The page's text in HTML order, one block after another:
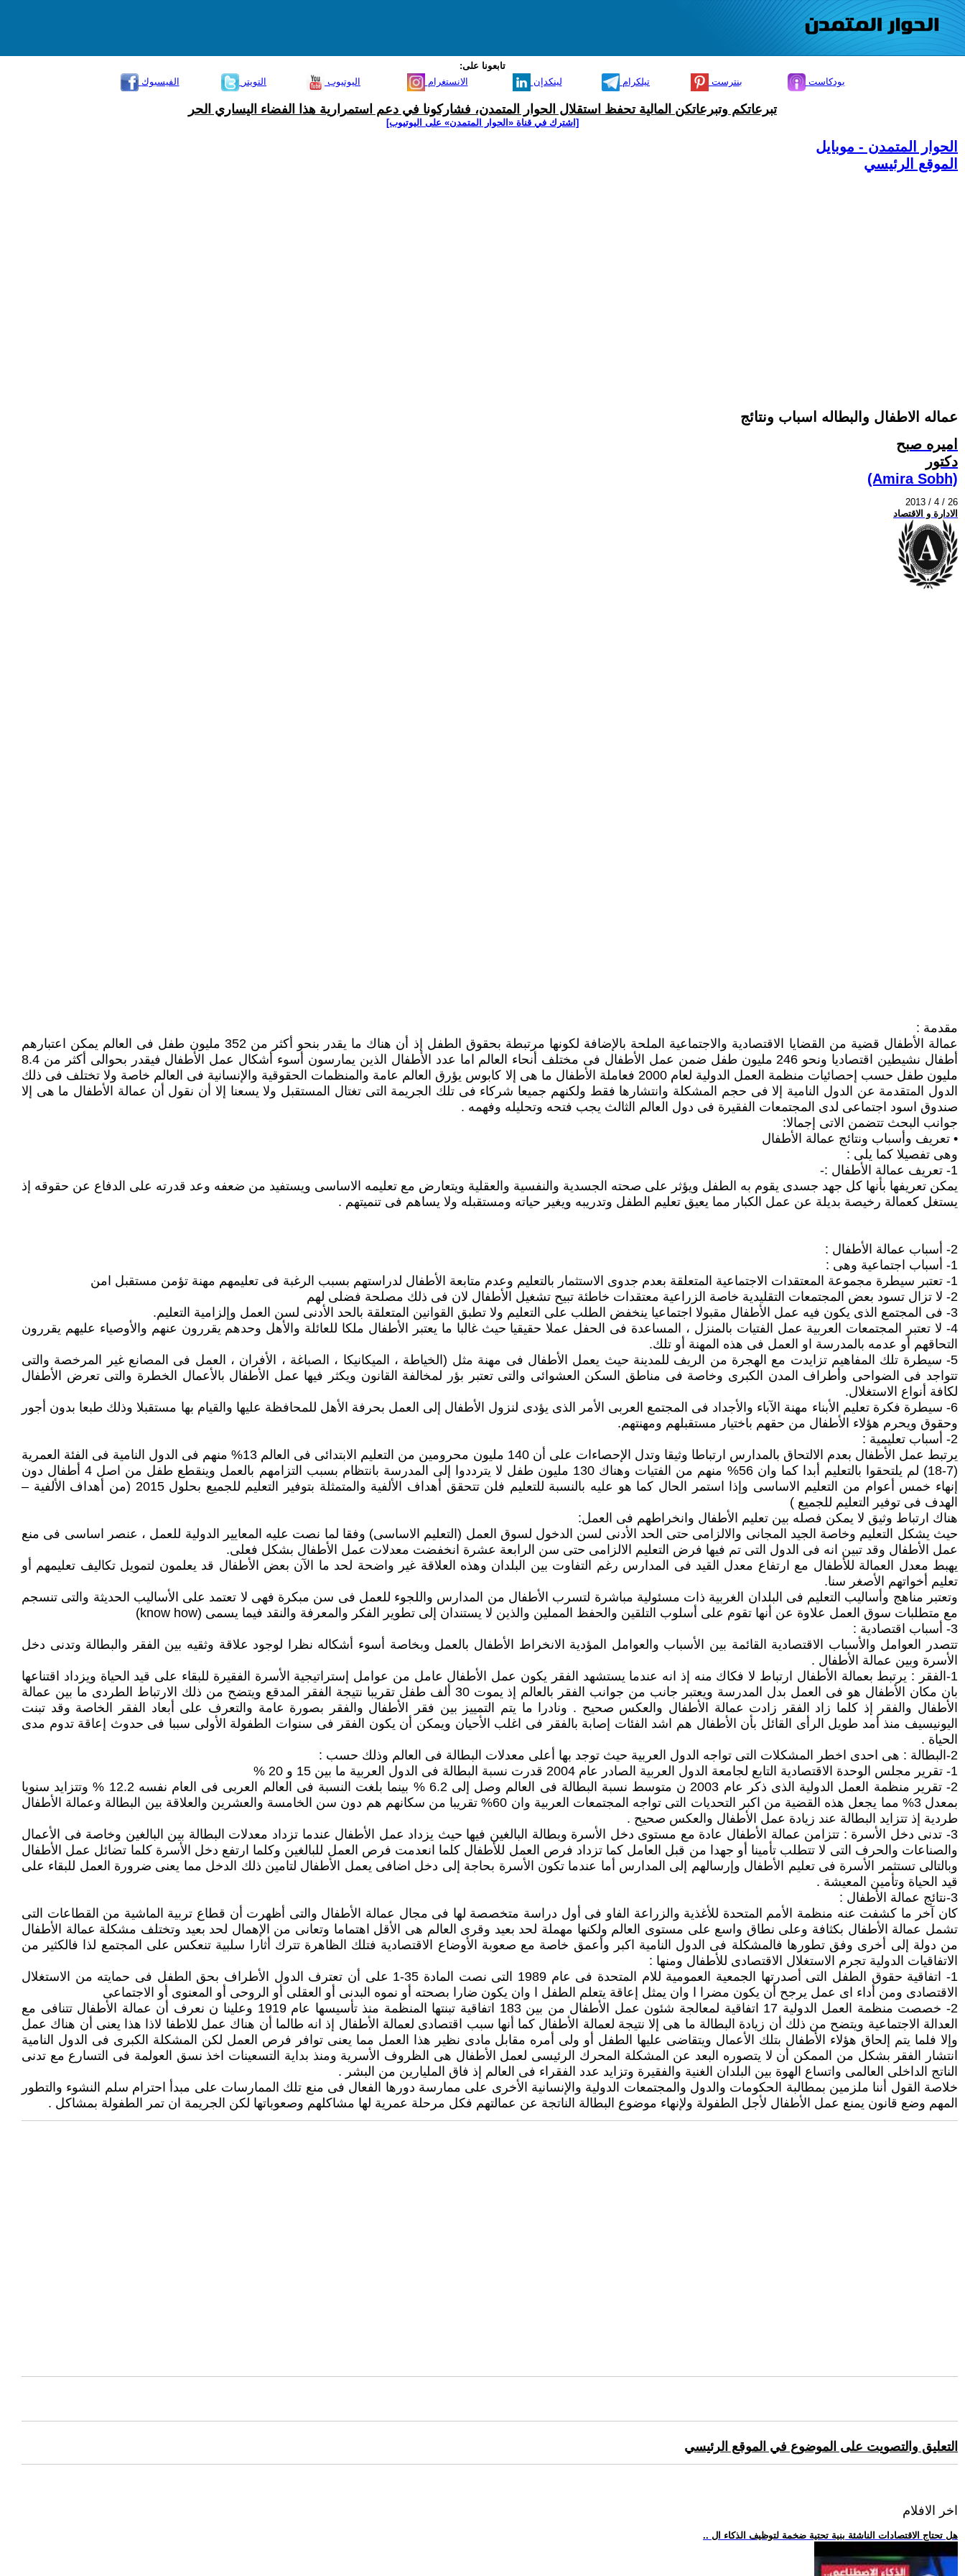
تابعونا على:
الفيسبوك
التويتر اليوتيوب الانستغرام لينكدإن تيلكرام بنترست بودكاست
تبرعاتكم وتبرعاتكن المالية تحفظ استقلال الحوار المتمدن، فشاركونا في دعم استمرارية هذا الفضاء اليساري الحر
[اشترك في قناة ‫«الحوار المتمدن» على اليوتيوب]
الحوار المتمدن - موبايل
الموقع الرئيسي
عماله الاطفال والبطاله اسباب ونتائج
اميره صبح
دكتور
(Amira Sobh)
2013 / 4 / 26
الادارة و الاقتصاد
مقدمة :
عمالة الأطفال قضية من القضايا الاقتصادية والاجتماعية الملحة بالإضافة لكونها مرتبطة بحقوق الطفل إذ أن هناك ما يقدر بنحو أكثر من 352 مليون طفل فى العالم يمكن اعتبارهم
أطفال نشيطين اقتصاديا ونحو 246 مليون طفل ضمن عمل الأطفال فى مختلف أنحاء العالم اما عدد الأطفال الذين يمارسون أسوء أشكال عمل الأطفال فيقدر بحوالى أكثر من 8.4
مليون طفل حسب إحصائيات منظمة العمل الدولية لعام 2000 فعاملة الأطفال ما هى إلا كابوس يؤرق العالم عامة والمنظمات الحقوقية والإنسانية فى العالم خاصة ولا تختلف فى ذلك
الدول المتقدمة عن الدول النامية إلا فى حجم المشكلة وانتشارها فقط ولكنهم جميعا شركاء فى تلك الجريمة التى تغتال المستقبل ولا يسعنا إلا أن نقول أن عمالة الأطفال ما هى إلا
صندوق اسود اجتماعى لدى المجتمعات الفقيرة فى دول العالم الثالث يجب فتحه وتحليله وفهمه .
جوانب البحث تتضمن الاتى إجمالا:
• تعريف وأسباب ونتائج عمالة الأطفال
وهى تفصيلا كما يلى :
1- تعريف عمالة الأطفال :-
يمكن تعريفها بأنها كل جهد جسدى يقوم به الطفل ويؤثر على صحته الجسدية والنفسية والعقلية ويتعارض مع تعليمه الاساسى ويستفيد من ضعفه وعد قدرته على الدفاع عن حقوقه إذ
يستغل كعمالة رخيصة بديلة عن عمل الكبار مما يعيق تعليم الطفل وتدريبه ويغير حياته ومستقبله ولا يساهم فى تنميتهم .
2- أسباب عمالة الأطفال :
1- أسباب اجتماعية وهى :
1- تعتبر سيطرة مجموعة المعتقدات الاجتماعية المتعلقة بعدم جدوى الاستثمار بالتعليم وعدم متابعة الأطفال لدراستهم بسبب الرغبة فى تعليمهم مهنة تؤمن مستقبل امن
2- لا تزال تسود بعض المجتمعات التقليدية خاصة الزراعية معتقدات خاطئة تبيح تشغيل الأطفال لان فى ذلك مصلحة فضلى لهم
3- فى المجتمع الذى يكون فيه عمل الأطفال مقبولا اجتماعيا ينخفض الطلب على التعليم ولا تطبق القوانين المتعلقة بالحد الأدنى لسن العمل وإلزامية التعليم.
4- لا تعتبر المجتمعات العربية عمل الفتيات بالمنزل ، المساعدة فى الحفل عملا حقيقيا حيث غالبا ما يعتبر الأطفال ملكا للعائلة والأهل وحدهم يقررون عنهم والأوصياء عليهم يقررون
التحاقهم أو عدمه بالمدرسة او العمل فى هذه المهنة أو تلك.
5- سيطرة تلك المفاهيم تزايدت مع الهجرة من الريف للمدينة حيث يعمل الأطفال فى مهنة مثل (الخياطة ، الميكانيكا ، الصباغة ، الأفران ، العمل فى المصانع غير المرخصة والتى
تتواجد فى الضواحى وأطراف المدن الكبرى وخاصة فى مناطق السكن العشوائى والتى تعتبر بؤر لمخالفة القانون ويكثر فيها عمل الأطفال بالأعمال الخطرة والتى تعرض الأطفال
لكافة أنواع الاستغلال.
6- سيطرة فكرة تعليم الأبناء مهنة الآباء والأجداد فى المجتمع العربى الأمر الذى يؤدى لنزول الأطفال إلى العمل بحرفة الأهل للمحافظة عليها والقيام بها مستقبلا وذلك طبعا بدون أجور
وحقوق ويحرم هؤلاء الأطفال من حقهم باختيار مستقبلهم ومهنتهم.
2- أسباب تعليمية :
يرتبط عمل الأطفال بعدم الالتحاق بالمدارس ارتباطا وثيقا وتدل الإحصاءات على أن 140 مليون محرومين من التعليم الابتدائى فى العالم 13% منهم فى الدول النامية فى الفئة العمرية
(7-18) لم يلتحقوا بالتعليم أبدا كما وان 56% منهم من الفتيات وهناك 130 مليون طفل لا يترددوا إلى المدرسة بانتظام بسبب التزامهم بالعمل وينقطع طفل من اصل 4 أطفال دون
إنهاء خمس أعوام من التعليم الاساسى وإذا استمر الحال كما هو عليه بالنسبة للتعليم فلن تتحقق أهداف الألفية والمتمثلة بتوفير التعليم للجميع بحلول 2015 (من أهداف الألفية –
الهدف فى توفير التعليم للجميع )
هناك ارتباط وثيق لا يمكن فصله بين تعليم الأطفال وانخراطهم فى العمل:
حيث يشكل التعليم وخاصة الجيد المجانى والالزامى حتى الحد الأدنى لسن الدخول لسوق العمل (التعليم الاساسى) وفقا لما نصت عليه المعايير الدولية للعمل ، عنصر اساسى فى منع
عمل الأطفال وقد تبين انه فى الدول التى تم فيها فرض التعليم الالزامى حتى سن الرابعة عشرة انخفضت معدلات عمل الأطفال بشكل فعلى.
يهبط معدل العمالة للأطفال مع ارتفاع معدل القيد فى المدارس رغم التفاوت بين البلدان وهذه العلاقة غير واضحة لحد ما الآن بعض الأطفال قد يعلمون لتمويل تكاليف تعليمهم أو
تعليم أخواتهم الأصغر سنا.
وتعتبر مناهج وأساليب التعليم فى البلدان الغربية ذات مسئولية مباشرة لتسرب الأطفال من المدارس واللجوء للعمل فى سن مبكرة فهى لا تعتمد على الأساليب الحديثة والتى تنسجم
مع متطلبات سوق العمل علاوة عن أنها تقوم على أسلوب التلقين والحفظ المملين والذين لا يستندان إلى تطوير الفكر والمعرفة والنقد فيما يسمى (know how)
3- أسباب اقتصادية :
تتصدر العوامل والأسباب الاقتصادية القائمة بين الأسباب والعوامل المؤدية الانخراط الأطفال بالعمل وبخاصة أسوء أشكاله نظرا لوجود علاقة وثقيه بين الفقر والبطالة وتدنى دخل
الأسرة وبين عمالة الأطفال .
1-الفقر : يرتبط بعمالة الأطفال ارتباط لا فكاك منه إذ انه عندما يستشهد الفقر يكون عمل الأطفال عامل من عوامل إستراتيجية الأسرة الفقيرة للبقاء على قيد الحياة ويزداد اقتناعها
بان مكان الأطفال هو فى العمل بدل المدرسة ويعتبر جانب من جوانب الفقر بالعالم إذ يموت 30 ألف طفل تقريبا نتيجة الفقر المدقع ويتضح من ذلك الارتباط الطردى ما بين عمالة
الأطفال والفقر إذ كلما زاد الفقر زادت عمالة الأطفال والعكس صحيح . ونادرا ما يتم التمييز بين فقر الأطفال والفقر بصورة عامة والتعرف على أبعاد الفقر الخاصة وقد تبنت
اليونيسيف منذ أمد طويل الرأى القائل بأن الأطفال هم اشد الفئات إصابة بالفقر فى اغلب الأحيان ويمكن أن يكون الفقر فى سنوات الطفولة الأولى سببا فى حدوث إعاقة تدوم مدى
الحياة .
2-البطالة : هى احدى اخطر المشكلات التى تواجه الدول العربية حيث توجد بها أعلى معدلات البطالة فى العالم وذلك حسب :
1- تقرير مجلس الوحدة الاقتصادية التابع لجامعة الدول العربية الصادر عام 2004 قدرت نسبة البطالة فى الدول العربية ما بين 15 و 20 %
2- تقرير منظمة العمل الدولية الذى ذكر عام 2003 ن متوسط نسبة البطالة فى العالم وصل إلى 6.2 % بينما بلغت النسبة فى العالم العربى فى العام نفسه 12.2 % وتتزايد سنويا
بمعدل 3% مما يجعل هذه القضية من اكبر التحديات التى تواجه المجتمعات العربية وان 60% تقريبا من سكانهم هم دون سن الخامسة والعشرين والعلاقة بين البطالة وعمالة الأطفال
طردية إذ تتزايد البطالة عند زيادة عمل الأطفال والعكس صحيح .
3- تدنى دخل الأسرة : تتزامن عمالة الأطفال عادة مع مستوى دخل الأسرة وبطالة البالغين فيها حيث يزداد عمل الأطفال عندما تزداد معدلات البطالة بين البالغين وخاصة فى الأعمال
والصناعات والحرف التى لا تتطلب تأمينا أو جهدا من قبل العامل كما تزداد فرص العمل للأطفال كلما انعدمت فرص العمل للبالغين وكلما ارتفع دخل الأسرة كلما تضائل عمل الأطفال
وبالتالى تستثمر الأسرة فى تعليم الأطفال وإرسالهم إلى المدارس أما عندما تكون الأسرة بحاجة إلى دخل اضافى يعمل الأطفال لتامين ذلك الدخل مما يعنى ضرورة العمل للبقاء على
قيد الحياة وتأمين المعيشة .
3-نتائج عمالة الأطفال :
كان آخر ما كشفت عنه منظمة الأمم المتحدة للأغذية والزراعة الفاو فى أول دراسة متخصصة لها فى مجال عمالة الأطفال والتى أظهرت أن قطاع تربية الماشية من القطاعات التى
تشمل عمالة الأطفال بكثافة وعلى نطاق واسع على مستوى العالم ولكنها مهملة لحد بعيد وقرى العالم هى الأقل اهتماما وتعانى من الإهمال لحد بعيد وتختلف مشكلة عمالة الأطفال
من دولة إلى أخرى وفق تطورها فالمشكلة فى الدول النامية اكبر وأعمق خاصة مع صعوبة الأوضاع الاقتصادية فتلك الظاهرة تترك أثارا سلبية تنعكس على المجتمع لذا فالكثير من
الاتفاقيات الدولية تجرم الاستغلال الاقتصادى للأطفال ومنها :
1- اتفاقية حقوق الطفل التى أصدرتها الجمعية العمومية للام المتحدة فى عام 1989 التى نصت المادة 35-1 على أن تعترف الدول الأطراف بحق الطفل فى حمايته من الاستغلال
الاقتصادى ومن أداء اى عمل يرجح أن يكون مضرا ا وان يمثل إعاقة يتعلم الطفل ا وان يكون ضارا بصحته أو نموه البدنى أو العقلى أو الروحى أو المعنوى أو الاجتماعى
2- خصصت منظمة العمل الدولية 17 اتفاقية لمعالجة شئون عمل الأطفال من بين 183 اتفاقية تبنتها المنظمة منذ تأسيسها عام 1919 وعلينا ن نعرف أن عمالة الأطفال تتنافى مع
العدالة الاجتماعية ويتضح من ذلك أن زيادة البطالة ما هى إلا نتيجة لعمالة الأطفال كما أنها سبب اقتصادى لعمالة الأطفال إذ انه طالما أن هناك عمل للاطفا لاذا هذا يعنى أن هناك عمل
وإلا فلما يتم إلحاق هؤلاء الأطفال بتلك الأعمال ويتقاضى عليها الطفل أو ولى أمره مقابل مادى نظير هذا العمل مما يعنى توافر فرص العمل لكن المشكلة الكبرى فى الدول النامية
انتشار الفقر بشكل من الممكن أن لا يتصوره البعد عن المشكلة المحرك الرئيسى لعمل الأطفال هى الظروف الأسرية ومنذ بداية التسعينات اخذ نسق العولمة فى التسارع مع تدنى
الناتج الداخلى العالمى واتساع الهوة بين البلدان الغنية والفقيرة وتزايد عدد الفقراء فى العالم إذ فاق المليارين من البشر .
خلاصة القول أننا ملزمين بمطالبة الحكومات والدول والمجتمعات الدولية والإنسانية الأخرى على ممارسة دورها الفعال فى منع تلك الممارسات على مبدأ احترام سلم النشوء والتطور
المهم وضع قانون يمنع عمل الأطفال لأجل الطفولة ولإنهاء موضوع البطالة الناتجة عن عمالتهم فكل مرحلة عمرية لها مشاكلهم وصعوباتها لكن الجريمة ان تمر الطفولة بمشاكل .
التعليق والتصويت على الموضوع في الموقع الرئيسي
اخر الافلام
.. هل تحتاج الاقتصادات الناشئة بنية تحتية ضخمة لتوظيف الذكاء ال